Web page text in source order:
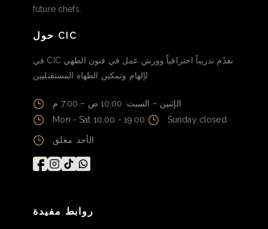
future chefs.
حول CIC
في CIC نقدّم تدريباً احترافياً وورش عمل في فنون الطهي
لإلهام وتمكين الطهاة المستقبليين
الإثنين – السبت: 10:00 ص – 7:00 م
Mon - Sat 10.00 - 19.00
Sunday closed
الأحد: مغلق
روابط مفيدة